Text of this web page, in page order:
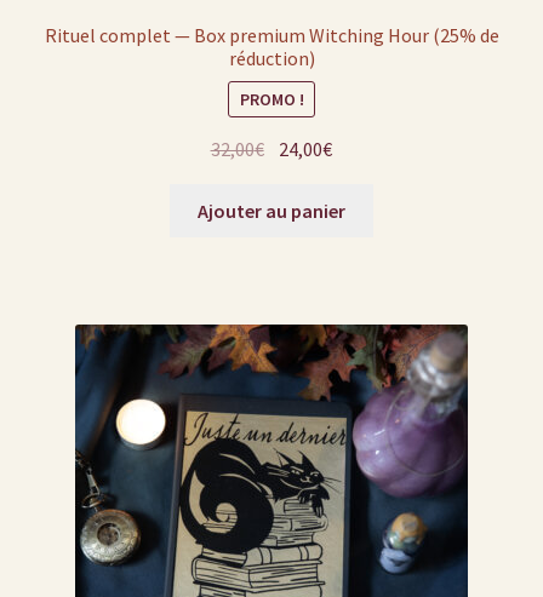
Rituel complet — Box premium Witching Hour (25% de
réduction)
PROMO !
32,00€ Le
initial
24,00€Le
actuel
Ajouter au panier